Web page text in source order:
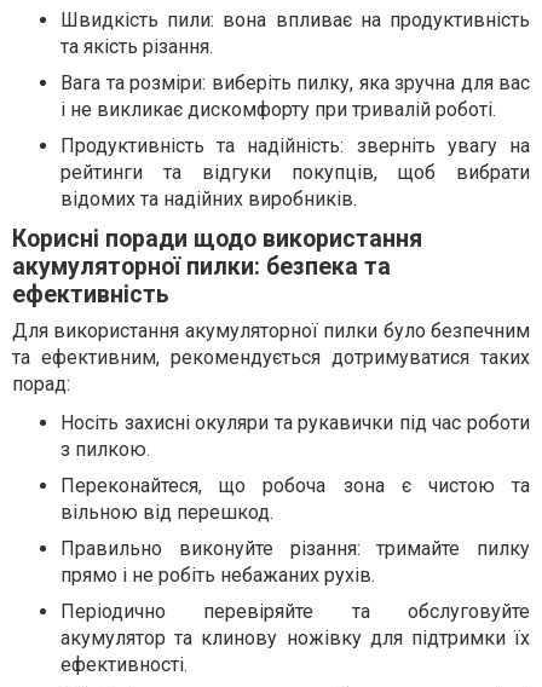
Швидкість пили: вона впливає на продуктивність
та якість різання.
Вага та розміри: виберіть пилку, яка зручна для вас
і не викликає дискомфорту при тривалій роботі.
Продуктивність та надійність: зверніть увагу на
рейтинги та відгуки покупців, щоб вибрати
відомих та надійних виробників.
Корисні поради щодо використання
акумуляторної пилки: безпека та
ефективність
Для використання акумуляторної пилки було безпечним
та ефективним, рекомендується дотримуватися таких
порад:
Носіть захисні окуляри та рукавички під час роботи
з пилкою.
Переконайтеся, що робоча зона є чистою та
вільною від перешкод.
Правильно виконуйте різання: тримайте пилку
прямо і не робіть небажаних рухів.
Періодично перевіряйте та обслуговуйте
акумулятор та клинову ножівку для підтримки їх
ефективності.